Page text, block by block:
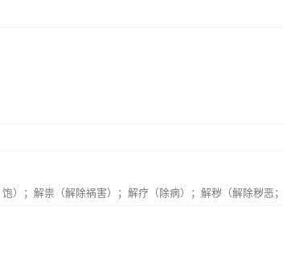
饱）；解祟（解除祸害）；解疗（除病）；解秽（解除秽恶